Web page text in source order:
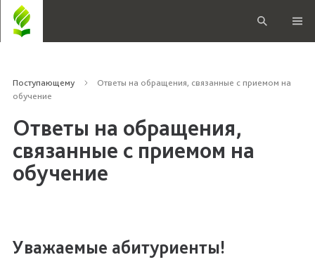
Поступающему
Ответы на обращения, связанные с приемом на
обучение
Ответы на обращения,
связанные с приемом на
обучение
Уважаемые абитуриенты!